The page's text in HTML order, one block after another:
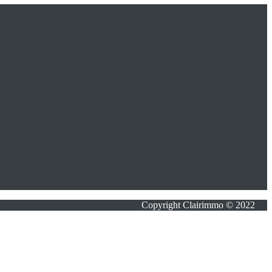
Copyright Clairimmo © 2022